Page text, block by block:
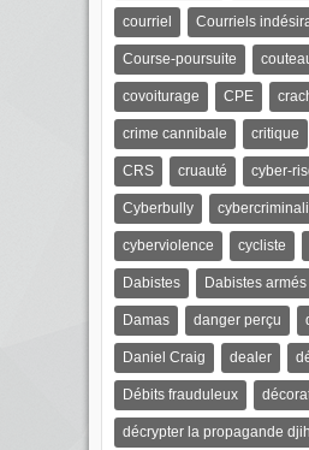
courriel Courriels
Course-poursuite
covoiturage CPE
crime cannibale critique
CRS cruauté cyber-
Cyberbully
cyberviolence cycliste
Dabistes Dabistes armés
Damas danger perçu
Daniel Craig dealer
Débits frauduleux
décrypter la propagande